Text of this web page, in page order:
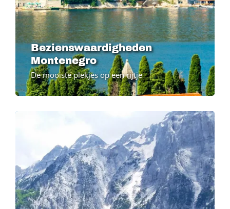
Bezienswaardigheden
Montenegro
De mooiste plekjes op een rijtje
Image
Image